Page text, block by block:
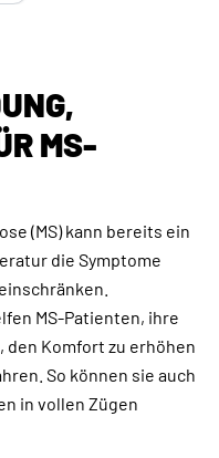
ebenfalls seine
kann.
wird während der
bleibt, ein Abbau
für
wird. Schützen Sie
und direkter
Sie Insulin, das
oder nach Ablauf
um sicherzustellen,
- und Menschen
MS-
(MS) kann bereits ein
die Symptome
MS-Patienten, ihre
Komfort zu erhöhen
So können sie auch
in vollen Zügen